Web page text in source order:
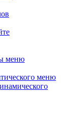
меню
меню